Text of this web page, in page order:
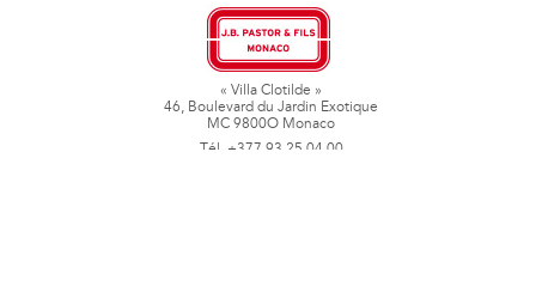
« Villa Clotilde »
46, Boulevard du Jardin Exotique
MC 9800O Monaco
Tél. +377 93 25 04 00